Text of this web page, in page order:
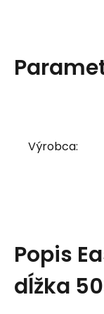
Výrobca:
Popis
dĺžka